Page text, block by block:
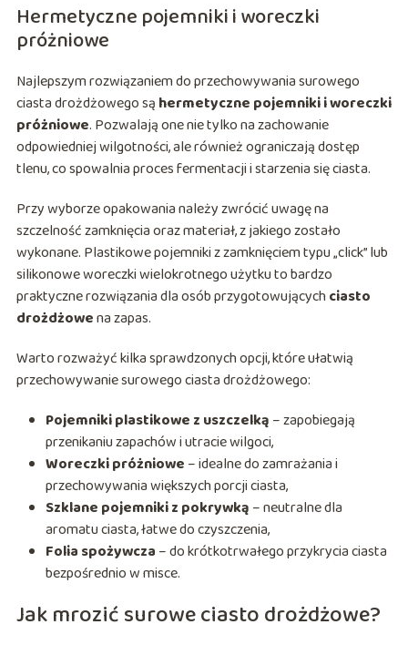
Hermetyczne pojemniki i woreczki
próżniowe
Najlepszym rozwiązaniem do przechowywania surowego
ciasta drożdżowego są hermetyczne pojemniki i woreczki
próżniowe. Pozwalają one nie tylko na zachowanie
odpowiedniej wilgotności, ale również ograniczają dostęp
tlenu, co spowalnia proces fermentacji i starzenia się ciasta.
Przy wyborze opakowania należy zwrócić uwagę na
szczelność zamknięcia oraz materiał, z jakiego zostało
wykonane. Plastikowe pojemniki z zamknięciem typu „click” lub
silikonowe woreczki wielokrotnego użytku to bardzo
praktyczne rozwiązania dla osób przygotowującychciasto
drożdżowena zapas.
Warto rozważyć kilka sprawdzonych opcji, które ułatwią
przechowywanie surowego ciasta drożdżowego:
Pojemniki plastikowe z uszczelką – zapobiegają
przenikaniu zapachów i utracie wilgoci,
Woreczki próżniowe – idealne do zamrażania i
przechowywania większych porcji ciasta,
Szklane pojemniki z pokrywką – neutralne dla
aromatu ciasta, łatwe do czyszczenia,
Folia spożywcza – do krótkotrwałego przykrycia ciasta
bezpośrednio w misce.
Jak mrozić surowe ciasto drożdżowe?